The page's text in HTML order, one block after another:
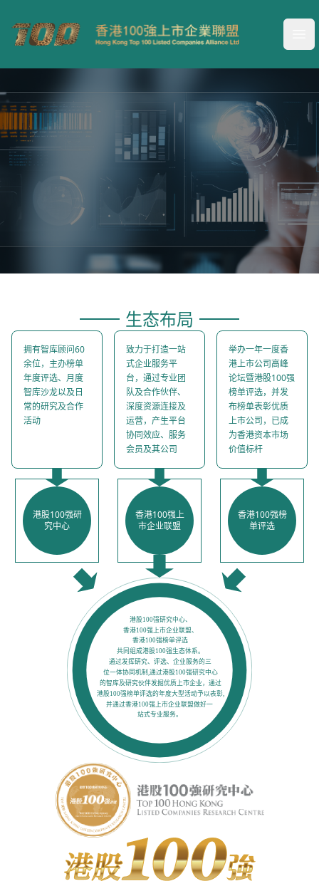
Your Company
三位一体协同机制，致力于打造一站式企业服
务平台
生态布局
拥有智库顾问60
余位，主办榜单
年度评选、月度
智库沙龙以及日
常的研究及合作
活动
致力于打造一站
式企业服务平
台，通过专业团
队及合作伙伴、
深度资源连接及
运营，产生平台
协同效应、服务
会员及其公司
举办一年一度香
港上市公司高峰
论坛暨港股100强
榜单评选，并发
布榜单表彰优质
上市公司，已成
为香港资本市场
价值标杆
港股100强研
究中心
香港100强上
市企业联盟
香港100强榜
单评选
港股100强研究中心、
香港100强上市企业联盟、
香港100强榜单评选
共同组成港股100强生态体系。
通过发挥研究、评选、企业服务的三
位一体协同机制,通过港股100强研究中心
的智库及研究伙伴发掘优质上市企业，通过
港股100强榜单评选的年度大型活动予以表彰,
并通过香港100强上市企业联盟做好一
站式专业服务。